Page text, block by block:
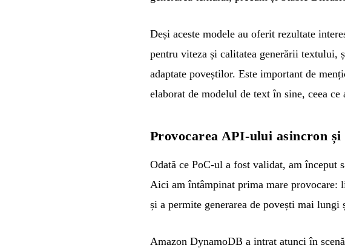
Deși aceste modele au oferit rezultate
pentru viteza și calitatea generării textului,
adaptate poveștilor. Este important de
elaborat de modelul de text în sine, ceea
Provocarea API-ului asincron și
Odată ce PoC-ul a fost validat, am început
Aici am întâmpinat prima mare provocare:
și a permite generarea de povești mai
Amazon DynamoDB a intrat atunci în